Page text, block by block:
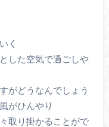
く
した空気で過ごしや
がどうなんでしょう
がひんやり
取り掛かることがで